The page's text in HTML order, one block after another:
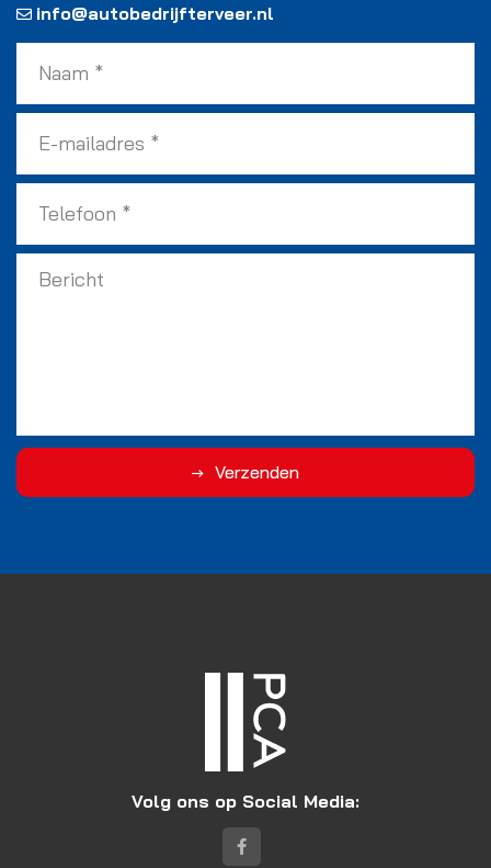
info@autobedrijfterveer.nl
Verzenden
Volg ons op Social Media: